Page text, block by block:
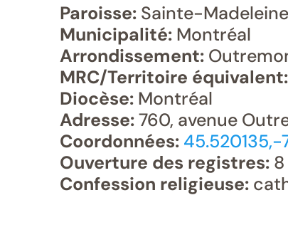
Paroisse: Sainte-Madeleine
Municipalité: Montréal
Arrondissement:
MRC/Territoire équivalent:
Diocèse: Montréal
Adresse:760, avenue
Coordonnées: 45.520135,-
Ouverture des registres:
Confession religieuse: